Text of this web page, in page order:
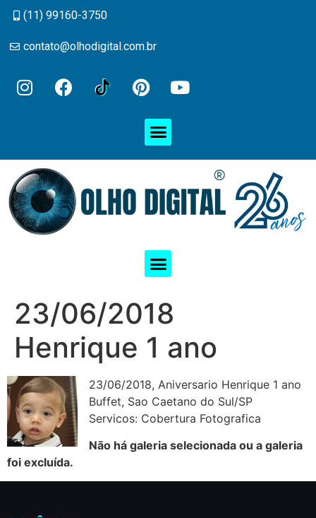
(11) 99160-3750
contato@olhodigital.com.br
23/06/2018
Henrique 1 ano
23/06/2018, Aniversario Henrique 1 ano
Buffet, Sao Caetano do Sul/SP
Servicos: Cobertura Fotografica
Não há galeria selecionada ou a galeria
foi excluída.